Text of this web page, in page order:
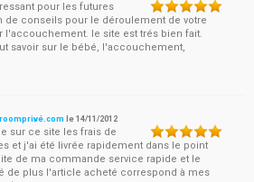
pour les futures
de conseils pour le déroulement de votre
l'accouchement. le site est trés bien fait.
savoir sur le bébé, l'accouchement,
le14/11/2012
sur ce site les frais de
et j'ai été livrée rapidement dans le point
de ma commande service rapide et le
de plus l'article acheté correspond à mes